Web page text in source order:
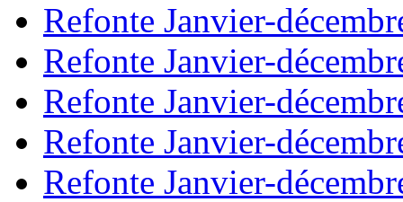
Refonte Janvier-
Refonte Janvier-
Refonte Janvier-
Refonte Janvier-
Refonte Janvier-